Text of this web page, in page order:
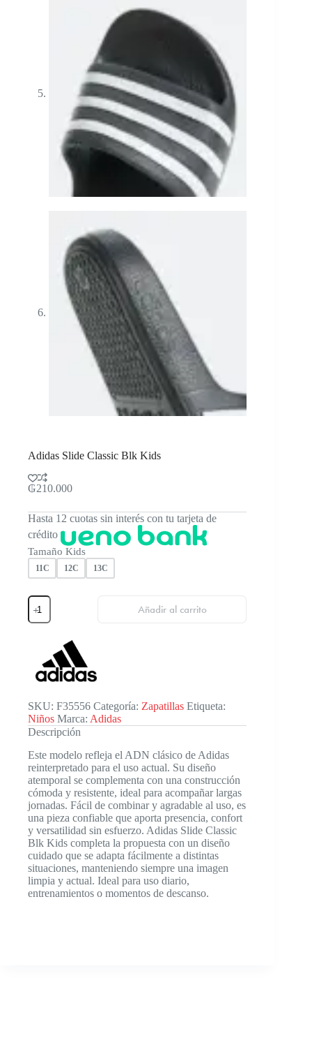
Adidas Slide Classic Blk Kids
₲210.000
Hasta 12 cuotas sin interés con tu tarjeta de
crédito
Tamaño Kids
11C 12C 13C
Adidas
Slide
Classic
cantidad
Añadir al carrito
SKU: F35556 Categoría: Zapatillas Etiqueta:
Niños Marca: Adidas
Descripción
Este modelo refleja el ADN clásico de Adidas
reinterpretado para el uso actual. Su diseño
atemporal se complementa con una construcción
cómoda y resistente, ideal para acompañar largas
jornadas. Fácil de combinar y agradable al uso, es
una pieza confiable que aporta presencia, confort
y versatilidad sin esfuerzo. Adidas Slide Classic
Blk Kids completa la propuesta con un diseño
cuidado que se adapta fácilmente a distintas
situaciones, manteniendo siempre una imagen
limpia y actual. Ideal para uso diario,
entrenamientos o momentos de descanso.